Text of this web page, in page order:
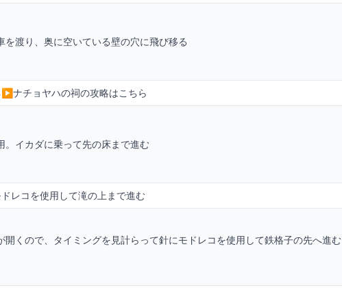
渡り、奥に空いている壁の穴に飛び移る
ナチョヤハの祠の攻略はこちら
イカダに乗って先の床まで進む
レコを使用して滝の上まで進む
くので、タイミングを見計らって針にモドレコを使用して鉄格子の先へ進む